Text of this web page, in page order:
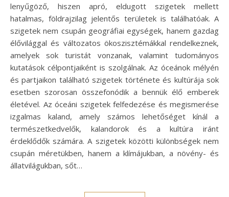
lenyűgöző, hiszen apró, eldugott szigetek mellett
hatalmas, földrajzilag jelentős területek is találhatóak. A
szigetek nem csupán geográfiai egységek, hanem gazdag
élővilággal és változatos ökoszisztémákkal rendelkeznek,
amelyek sok turistát vonzanak, valamint tudományos
kutatások célpontjaiként is szolgálnak. Az óceánok mélyén
és partjaikon található szigetek története és kultúrája sok
esetben szorosan összefonódik a bennük élő emberek
életével. Az óceáni szigetek felfedezése és megismerése
izgalmas kaland, amely számos lehetőséget kínál a
természetkedvelők, kalandorok és a kultúra iránt
érdeklődők számára. A szigetek közötti különbségek nem
csupán méretükben, hanem a klímájukban, a növény- és
állatvilágukban, sőt…